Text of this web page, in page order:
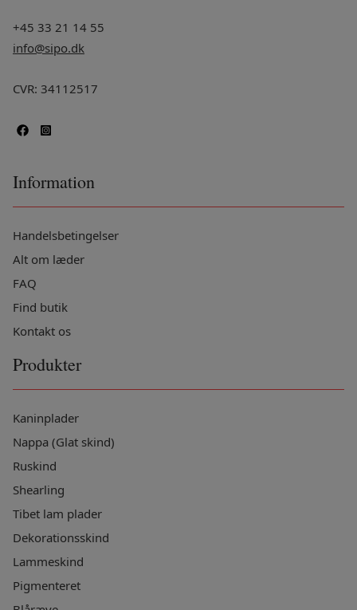
+45 33 21 14 55
info@sipo.dk
CVR: 34112517
Information
Handelsbetingelser
Alt om læder
FAQ
Find butik
Kontakt os
Produkter
Kaninplader
Nappa (Glat skind)
Ruskind
Shearling
Tibet lam plader
Dekorationsskind
Lammeskind
Pigmenteret